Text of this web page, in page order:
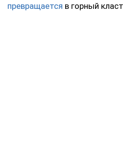
превращается в горный